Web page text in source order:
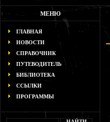
МЕНЮ
ГЛАВНАЯ
НОВОСТИ
СПРАВОЧНИК
ПУТЕВОДИТЕЛЬ
БИБЛИОТЕКА
ССЫЛКИ
ПРОГРАММЫ